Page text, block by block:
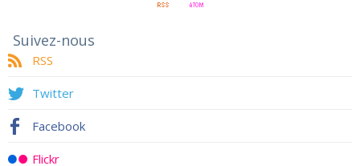
Suivez-nous
RSS
Twitter
Facebook
Flickr